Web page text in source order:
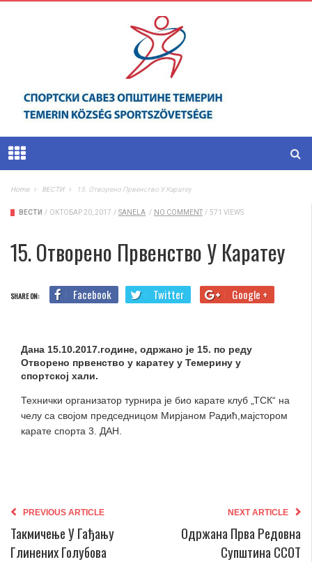
Home ВЕСТИ 15. Отворено Првенство У Каратеу
ВЕСТИ / ОКТОБАР 20, 2017 / SANELA / NO COMMENT / 571 VIEWS
15. Отворено Првенство У Каратеу
SHARE ON: Facebook Twitter Google +
Дана 15.10.2017.године, одржано је 15. по реду
Отворено првенство у каратеу у Темерину у
спортској хали.
Технички организатор турнира је био карате клуб „ТСК“ на
челу са својом председницом Мирјаном Радић,мајстором
карате спорта 3. ДАН.
PREVIOUS ARTICLE
Такмичење У Гађању
Глинених Голубова
NEXT ARTICLE
Одржана Прва Редовна
Супштина ССОТ